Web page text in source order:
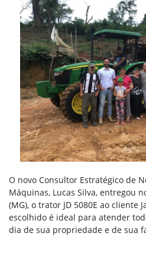
O novo Consultor Estratégico de
Máquinas, Lucas Silva, entregou
(MG), o trator JD 5080E ao cliente
escolhido é ideal para atender
dia de sua propriedade e de sua